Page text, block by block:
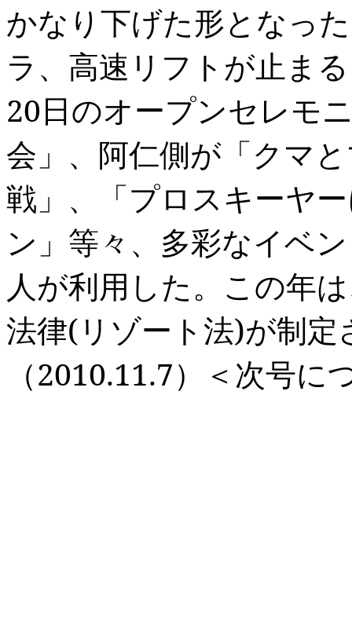
かなり下げた形となっ
ラ、高速リフトが止ま
20日のオープンセレモ
会」、阿仁側が「クマ
戦」、「プロスキーヤ
ン」等々、多彩なイベ
人が利用した。この年
法律(リゾート法)が制定
（2010.11.7）＜次号に